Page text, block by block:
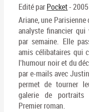
Edité parPocket- 2005
Ariane, une Parisienne
analyste financier
par semaine. Elle
amis célibataires qui
l'humour noir et du
par e-mails avec
permet de tourner
galerie de portraits
Premier roman.